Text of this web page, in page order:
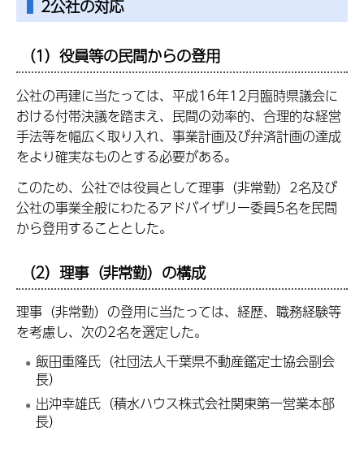
2公社の対応
（1）役員等の民間からの登用
公社の再建に当たっては、平成16年12月臨時県議会に
おける付帯決議を踏まえ、民間の効率的、合理的な経営
手法等を幅広く取り入れ、事業計画及び弁済計画の達成
をより確実なものとする必要がある。
このため、公社では役員として理事（非常勤）2名及び
公社の事業全般にわたるアドバイザリー委員5名を民間
から登用することとした。
（2）理事（非常勤）の構成
理事（非常勤）の登用に当たっては、経歴、職務経験等
を考慮し、次の2名を選定した。
飯田重隆氏（社団法人千葉県不動産鑑定士協会副会
長）
出沖幸雄氏（積水ハウス株式会社関東第一営業本部
長）